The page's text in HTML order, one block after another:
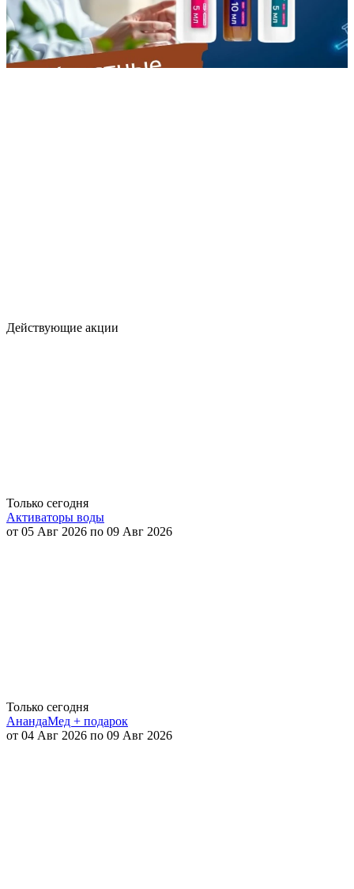
Действующие акции
Только сегодня
Активаторы воды
от 05 Авг 2026 по 09 Авг 2026
Только сегодня
АнандаМед + подарок
от 04 Авг 2026 по 09 Авг 2026